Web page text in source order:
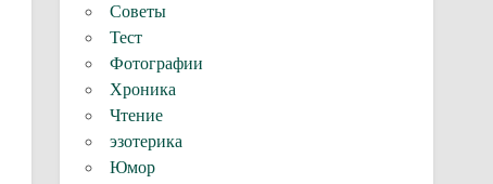
Советы
Тест
Фотографии
Хроника
Чтение
эзотерика
Юмор